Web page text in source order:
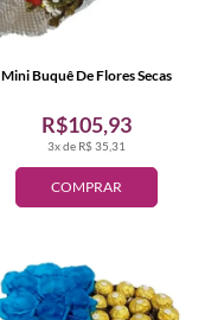
COMPRAR
3x de R$ 35,31
R$105,93
Mini Buquê De Flores Secas